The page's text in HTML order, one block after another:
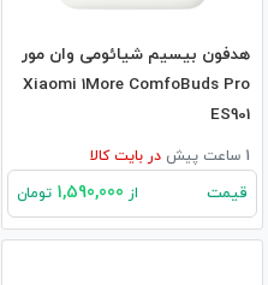
هدفون بیسیم شیائومی وان مور
Xiaomi 1More ComfoBuds Pro
ES901
1 ساعت پیش در بایت کالا
قیمت از تومان